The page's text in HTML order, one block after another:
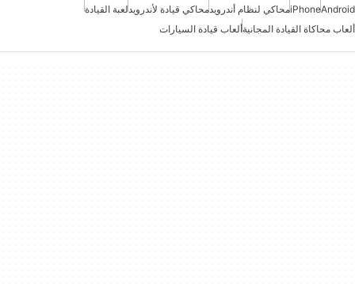
Android
iPhoneمحاكي لنظام أندرويدمحاكي قيادة لأندرويدلعبة القيادة
ألعاب محاكاة القيادة المجانيةألعاب قيادة السيارات